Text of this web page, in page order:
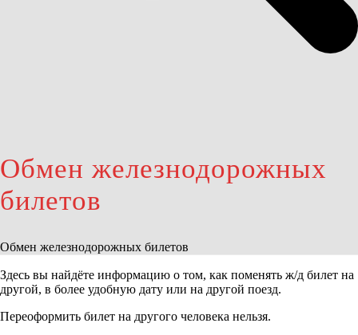
Обмен железнодорожных
билетов
Обмен железнодорожных билетов
Здесь вы найдёте информацию о том, как поменять ж/д билет на
другой, в более удобную дату или на другой поезд.
Переоформить билет на другого человека нельзя.